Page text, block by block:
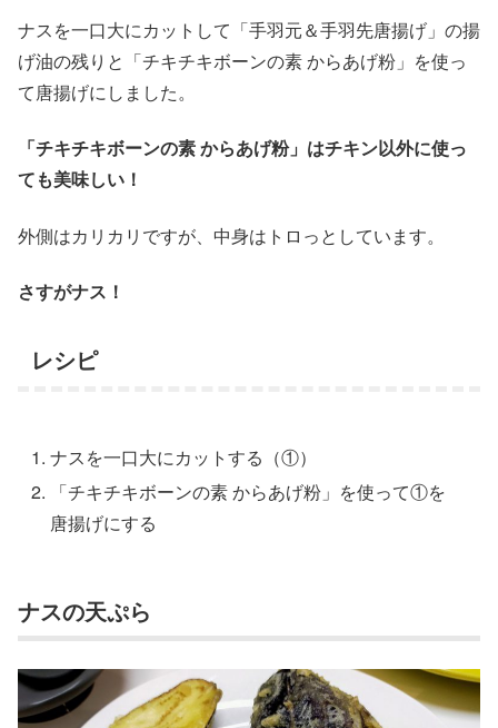
ナスを一口大にカットして「手羽元＆手羽先唐揚げ」の揚
げ油の残りと「チキチキボーンの素 からあげ粉」を使っ
て唐揚げにしました。
「チキチキボーンの素 からあげ粉」はチキン以外に使っ
ても美味しい！
外側はカリカリですが、中身はトロっとしています。
さすがナス！
レシピ
ナスを一口大にカットする（①）
「チキチキボーンの素 からあげ粉」を使って①を
唐揚げにする
ナスの天ぷら